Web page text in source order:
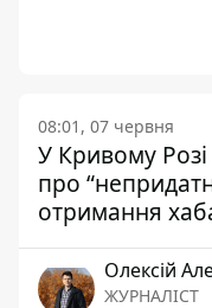
08:01, 07 червня
У Кривому Розі
про
отримання
Олексій
ЖУРНАЛІСТ